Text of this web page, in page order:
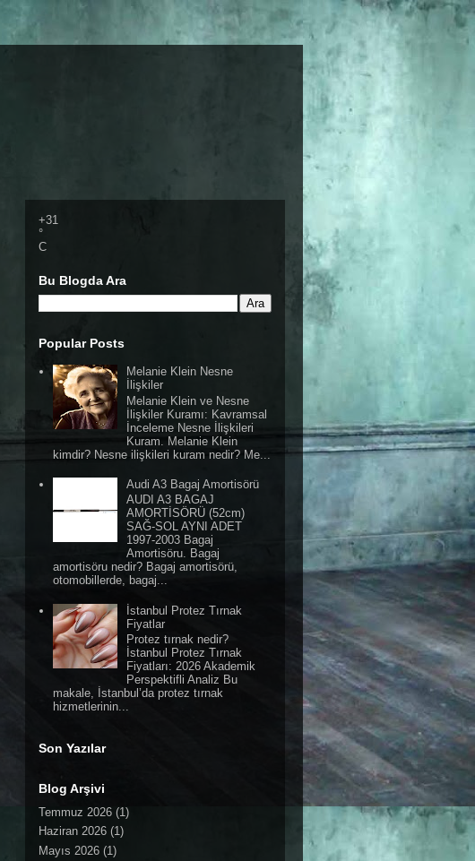
+31
°
C
Bu Blogda Ara
Popular Posts
Melanie Klein Nesne
İlişkiler
Melanie Klein ve Nesne
İlişkiler Kuramı: Kavramsal
İnceleme Nesne İlişkileri
Kuram. Melanie Klein
kimdir? Nesne ilişkileri kuram nedir? Me...
Audi A3 Bagaj Amortisörü
AUDI A3 BAGAJ
AMORTİSÖRÜ (52cm)
SAĞ-SOL AYNI ADET
1997-2003 Bagaj
Amortisöru. Bagaj
amortisöru nedir? Bagaj amortisörü,
otomobillerde, bagaj...
İstanbul Protez Tırnak
Fiyatlar
Protez tırnak nedir?
İstanbul Protez Tırnak
Fiyatları: 2026 Akademik
Perspektifli Analiz Bu
makale, İstanbul’da protez tırnak
hizmetlerinin...
Son Yazılar
Blog Arşivi
Temmuz 2026 (1)
Haziran 2026 (1)
Mayıs 2026 (1)